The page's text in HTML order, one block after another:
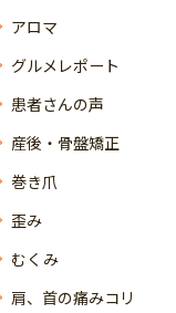
アロマ
グルメレポート
患者さんの声
産後・骨盤矯正
巻き爪
歪み
むくみ
肩、首の痛みコリ